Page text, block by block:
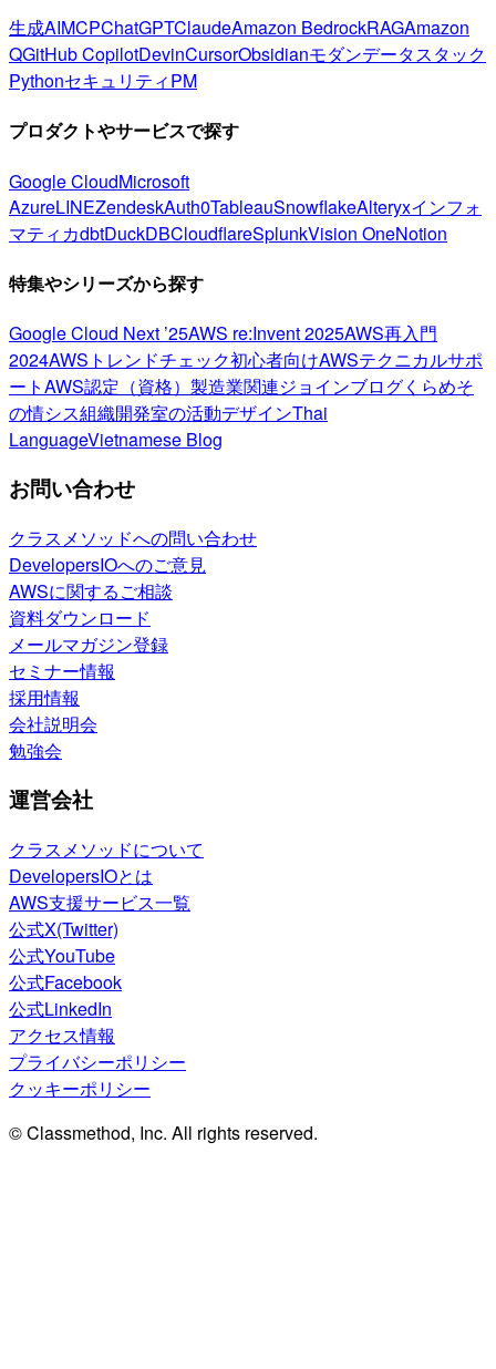
生成AIMCPChatGPTClaudeAmazon BedrockRAGAmazon
QGitHub CopilotDevinCursorObsidianモダンデータスタック
PythonセキュリティPM
プロダクトやサービスで探す
Google CloudMicrosoft
AzureLINEZendeskAuth0TableauSnowflakeAlteryxインフォ
マティカdbtDuckDBCloudflareSplunkVision OneNotion
特集やシリーズから探す
Google Cloud Next ’25AWS re:Invent 2025AWS再入門
2024AWSトレンドチェック初心者向けAWSテクニカルサポ
ートAWS認定（資格） 製造業関連ジョインブログくらめそ
の情シス組織開発室の活動デザインThai
LanguageVietnamese Blog
お問い合わせ
クラスメソッドへの問い合わせ
DevelopersIOへのご意見
AWSに関するご相談
資料ダウンロード
メールマガジン登録
セミナー情報
採用情報
会社説明会
勉強会
運営会社
クラスメソッドについて
DevelopersIOとは
AWS支援サービス一覧
公式X(Twitter)
公式YouTube
公式Facebook
公式LinkedIn
アクセス情報
プライバシーポリシー
クッキーポリシー
© Classmethod, Inc. All rights reserved.